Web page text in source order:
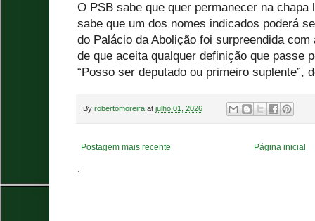
O PSB sabe que quer permanecer na chapa
sabe que um dos nomes indicados poderá
do Palácio da Abolição foi surpreendida
de que aceita qualquer definição que passe
“Posso ser deputado ou primeiro suplente”,
By robertomoreira at julho 01, 2026
Postagem mais recente Página inicial
.